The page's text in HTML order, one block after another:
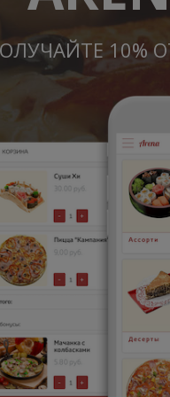
10%